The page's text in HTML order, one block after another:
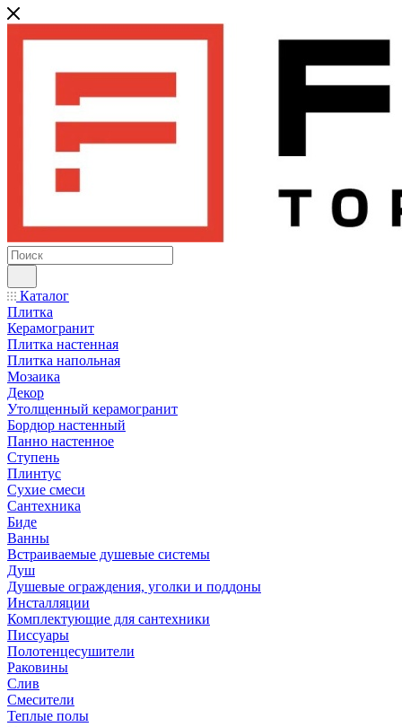
Каталог
Плитка
Керамогранит
Плитка настенная
Плитка напольная
Мозаика
Декор
Утолщенный керамогранит
Бордюр настенный
Панно настенное
Ступень
Плинтус
Сухие смеси
Сантехника
Биде
Ванны
Встраиваемые душевые системы
Душ
Душевые ограждения, уголки и поддоны
Инсталляции
Комплектующие для сантехники
Писсуары
Полотенцесушители
Раковины
Слив
Смесители
Теплые полы